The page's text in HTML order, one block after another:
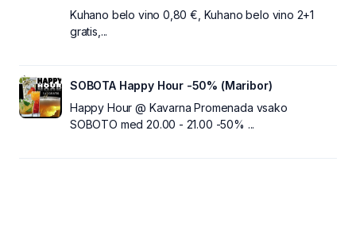
Kuhano belo vino 0,80 €, Kuhano belo vino 2+1
gratis,...
SOBOTA Happy Hour -50% (Maribor)
Happy Hour @ Kavarna Promenada vsako
SOBOTO med 20.00 - 21.00 -50% ...